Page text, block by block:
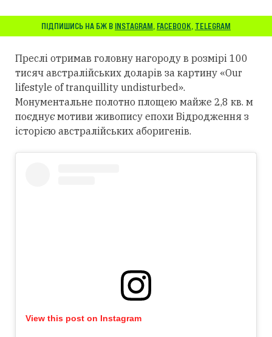
ПІДПИШИСЬ НА БЖ В INSTAGRAM, FACEBOOK, TELEGRAM
Преслі отримав головну нагороду в розмірі 100
тисяч австралійських доларів за картину «Our
lifestyle of tranquillity undisturbed».
Монументальне полотно площею майже 2,8 кв. м
поєднує мотиви живопису епохи Відродження з
історією австралійських аборигенів.
View this post on Instagram